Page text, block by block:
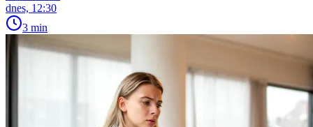
dnes, 12:30
3 min